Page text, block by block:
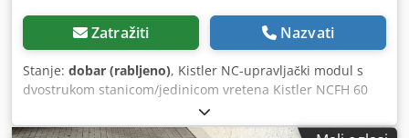
Zatražiti Nazvati
Stanje: dobar (rabljeno), Kistler NC-upravljački modul s
dvostrukom stanicom/jedinicom vretena Kistler NCFH 60
servo preša s kliznim stolom i stanicom vretena Kistler
NCFH 60 NC-upravljački modul integriran je u industrijsku